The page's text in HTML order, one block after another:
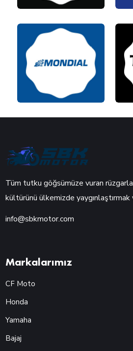
Tüm tutku göğsümüze vuran
kültürünü ülkemizde yaygınlaştırmak
info@sbkmotor.com
Markalarımız
CF Moto
Honda
Yamaha
Bajaj